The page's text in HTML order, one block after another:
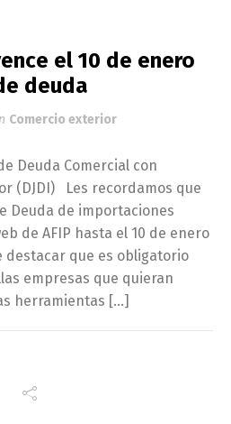
el 10 de enero
deuda
Comercio exterior
Deuda Comercial con
(DJDI) Les recordamos que
Deuda de importaciones
de AFIP hasta el 10 de enero
destacar que es obligatorio
empresas que quieran
herramientas […]